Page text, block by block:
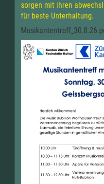
sorgen mit ihren
für beste Unterhaltung.